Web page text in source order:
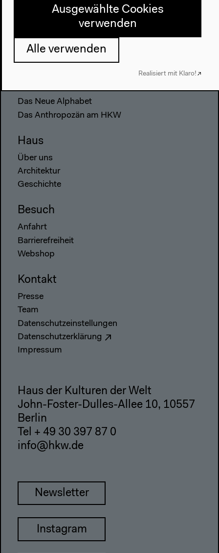
2022
Das Neue Alphabet
Das Anthropozän am HKW
Haus
Über uns
Architektur
Geschichte
Besuch
Anfahrt
Barrierefreiheit
Webshop
Kontakt
Presse
Team
Datenschutzeinstellungen
Datenschutzerklärung
Impressum
Haus der Kulturen der Welt
John-Foster-Dulles-Allee 10, 10557
Berlin
Tel + 49 30 397 87 0
info@hkw.de
Newsletter
Instagram
Ausgewählte Cookies
verwenden
Alle verwenden
Realisiert mit Klaro!